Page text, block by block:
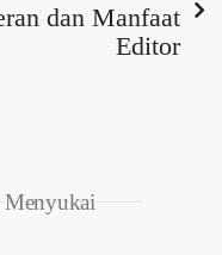
dan Manfaat
Editor